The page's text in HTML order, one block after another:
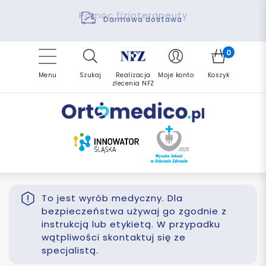
Darmowa dostawa
Pomoc fizjoterapeuty
Finansowanie PFRON
Refundacja NFZ
Zrealizuj zlecenie ponownie
Menu Szukaj
Realizacja
zlecenia NFZ
Moje konto
0
Koszyk
To jest wyrób medyczny. Dla
bezpieczeństwa używaj go zgodnie z
instrukcją lub etykietą. W przypadku
wątpliwości skontaktuj się ze
specjalistą.